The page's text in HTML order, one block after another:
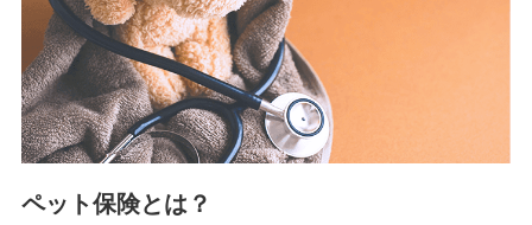
マニュライフ生命保険株式会社
（https://www.manulife.co.jp/）
三井住友海上あいおい生命保険株式会社
（https://www.msa-life.co.jp/）
メットライフ生命株式会社
(https://www.metlife.co.jp/)
（https://www.medicarelife.com/）
ペット保険とは？